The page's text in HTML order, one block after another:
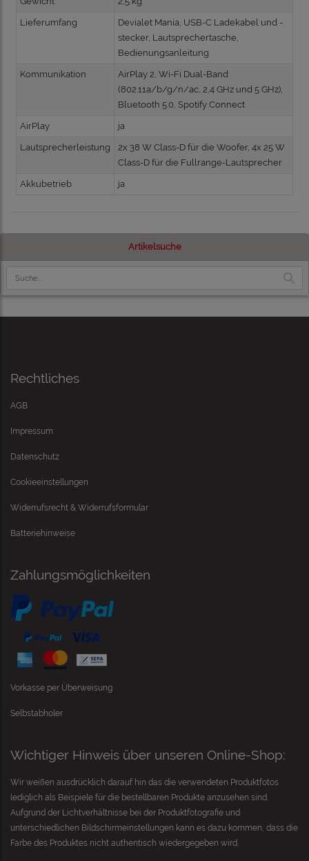
Lieferumfang
Devialet Mania, USB-C Ladekabel und -
stecker, Lautsprechertasche,
Bedienungsanleitung
Kommunikation
AirPlay 2, Wi-Fi Dual-Band
(802.11a/b/g/n/ac, 2,4 GHz und 5 GHz),
Bluetooth 5.0, Spotify Connect
AirPlay ja
Lautsprecherleistung
2x 38 W Class-D für die Woofer, 4x 25 W
Class-D für die Fullrange-Lautsprecher
Akkubetrieb ja
Artikelsuche
Rechtliches
AGB
Impressum
Datenschutz
Cookieeinstellungen
Widerrufsrecht & Widerrufsformular
Batteriehinweise
Zahlungsmöglichkeiten
Vorkasse per Überweisung
Selbstabholer
Wichtiger Hinweis über unseren Online-Shop:
Wir weißen ausdrücklich darauf hin das die verwendeten Produktfotos
lediglich als Beispiele für die bestellbaren Produkte anzusehen sind.
Aufgrund der Lichtverhältnisse bei der Produktfotografie und
unterschiedlichen Bildschirmeinstellungen kann es dazu kommen, dass die
Farbe des Produktes nicht authentisch wiedergegeben wird.